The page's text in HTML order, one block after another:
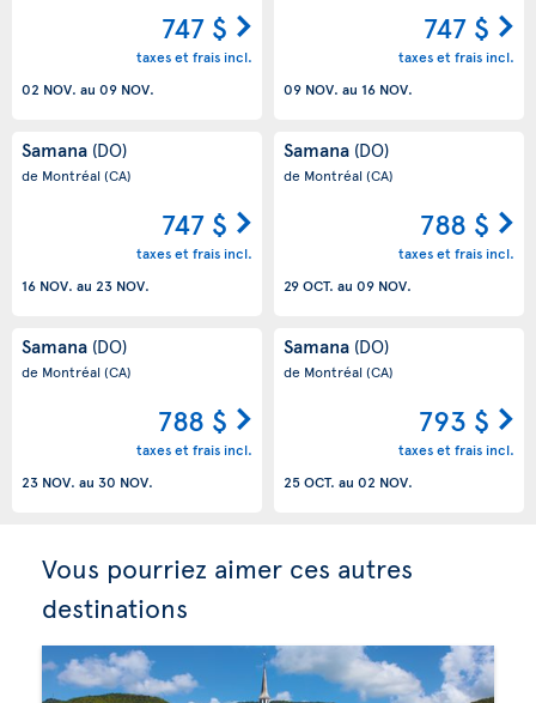
747 $
taxes et frais incl.
02 NOV. au 09 NOV.
747 $
taxes et frais incl.
09 NOV. au 16 NOV.
Samana (DO)
de Montréal(CA)
747 $
taxes et frais incl.
16 NOV. au 23 NOV.
Samana (DO)
de Montréal(CA)
788 $
taxes et frais incl.
29 OCT. au 09 NOV.
Samana (DO)
de Montréal(CA)
788 $
taxes et frais incl.
23 NOV. au 30 NOV.
Samana (DO)
de Montréal(CA)
793 $
taxes et frais incl.
25 OCT. au 02 NOV.
Vous pourriez aimer ces autres
destinations